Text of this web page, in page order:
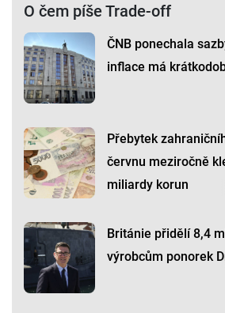
O čem píše Trade-off
ČNB ponechala
inflace má
Přebytek
červnu meziročně
miliardy korun
Británie přidělí 8,4
výrobcům ponorek